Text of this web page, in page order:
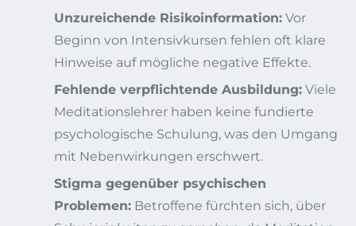
Unzureichende Risikoinformation: Vor
Beginn von Intensivkursen fehlen oft klare
Hinweise auf mögliche negative Effekte.
Fehlende verpflichtende Ausbildung: Viele
Meditationslehrer haben keine fundierte
psychologische Schulung, was den Umgang
mit Nebenwirkungen erschwert.
Stigma gegenüber psychischen
Problemen: Betroffene fürchten sich, über